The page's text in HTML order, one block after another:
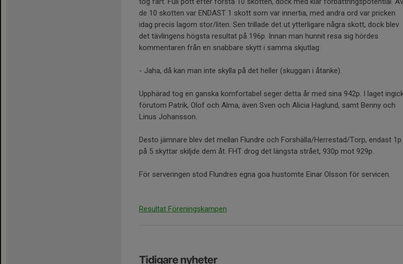
de 10 skotten var ENDAST 1 skott som var innertia, med andra ord var pricken
idag precis lagom stor/liten. Sen trillade det ut ytterligare några skott, dock blev
det tävlingens högsta resultat på 196p. Innan man hunnit resa sig hördes
kommentaren från en snabbare skytt i samma skjutlag:
- Jaha, då kan man inte skylla på det heller (skuggan i åtanke).
Upphärad tog en ganska komfortabel seger detta år med sina 942p. I laget
förutom Patrik, Olof och Alma, även Sven och Alicia Haglund, samt Benny och
Linus Johansson.
Desto jämnare blev det mellan Flundre och Forshälla/Herrestad/Torp, endast 1p
på 5 skyttar skiljde dem åt. FHT drog det längsta strået, 930p mot 929p.
För serveringen stod Flundres egna goa hustomte Einar Olsson för servicen.
Resultat Föreningskampen
Tidigare nyheter